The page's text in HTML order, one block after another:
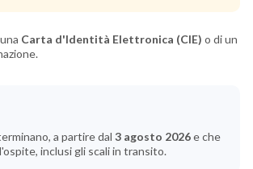
Carta d'Identità Elettronica (CIE) o di un
a partire dal 3 agosto 2026e che
inclusi gli scali in transito.